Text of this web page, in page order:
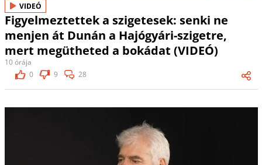
VIDEÓ
Figyelmeztettek a szigetesek: senki ne
menjen át Dunán a Hajógyári-szigetre,
mert megütheted a bokádat (VIDEÓ)
10 órája
0
9 28